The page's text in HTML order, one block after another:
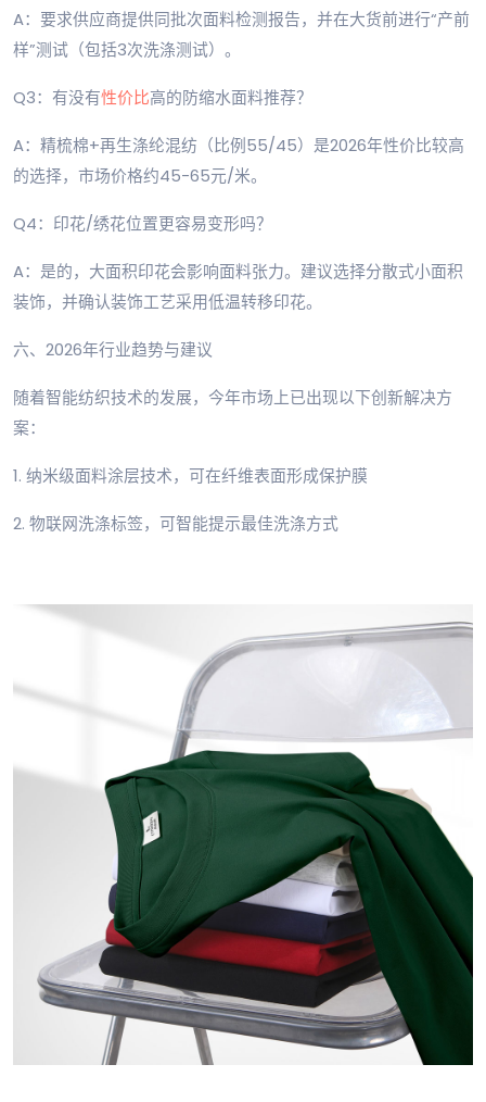
A：要求供应商提供同批次面料检测报告，并在大货前进行“产前
样”测试（包括3次洗涤测试）。
Q3：有没有性价比高的防缩水面料推荐？
A：精梳棉+再生涤纶混纺（比例55/45）是2026年性价比较高
的选择，市场价格约45-65元/米。
Q4：印花/绣花位置更容易变形吗？
A：是的，大面积印花会影响面料张力。建议选择分散式小面积
装饰，并确认装饰工艺采用低温转移印花。
六、2026年行业趋势与建议
随着智能纺织技术的发展，今年市场上已出现以下创新解决方
案：
1. 纳米级面料涂层技术，可在纤维表面形成保护膜
2. 物联网洗涤标签，可智能提示最佳洗涤方式